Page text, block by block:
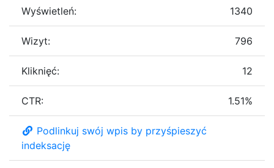
Wyświetleń: 1340
Wizyt: 796
Kliknięć: 12
CTR: 1.51%
Podlinkuj swój wpis by przyśpieszyć
indeksację